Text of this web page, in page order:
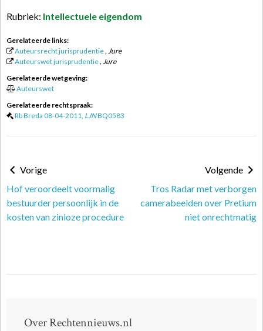
Rubriek: Intellectuele eigendom
Gerelateerde links:
Auteursrecht jurisprudentie, Jure
Auteurswet jurisprudentie, Jure
Gerelateerde wetgeving:
Auteurswet
Gerelateerde rechtspraak:
Rb Breda 08-04-2011, LJNBQ0583
Vorige
Hof veroordeelt voormalig
bestuurder persoonlijk in de
kosten van zinloze procedure
Volgende
Tros Radar met verborgen
camerabeelden over Pretium
niet onrechtmatig
Over Rechtennieuws.nl